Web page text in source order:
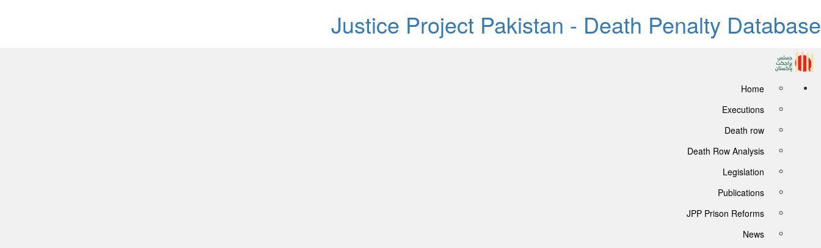
Justice Project Pakistan - Death Penalty Database
Home
Executions
Death row
Death Row Analysis
Legislation
Publications
JPP Prison Reforms
News